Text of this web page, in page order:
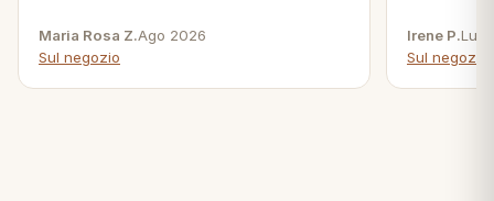
Maria Rosa Z.Ago 2026
Sul negozio
Irene P.Lug
Sul negozio